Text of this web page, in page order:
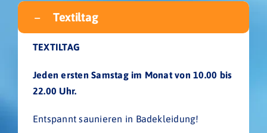
Ebene 2 Platzhalter
Ebene 3 Platzhalter
Textiltag
TEXTILTAG
Jeden ersten Samstag im Monat von 10.00 bis
22.00 Uhr.
Entspannt saunieren in Badekleidung!